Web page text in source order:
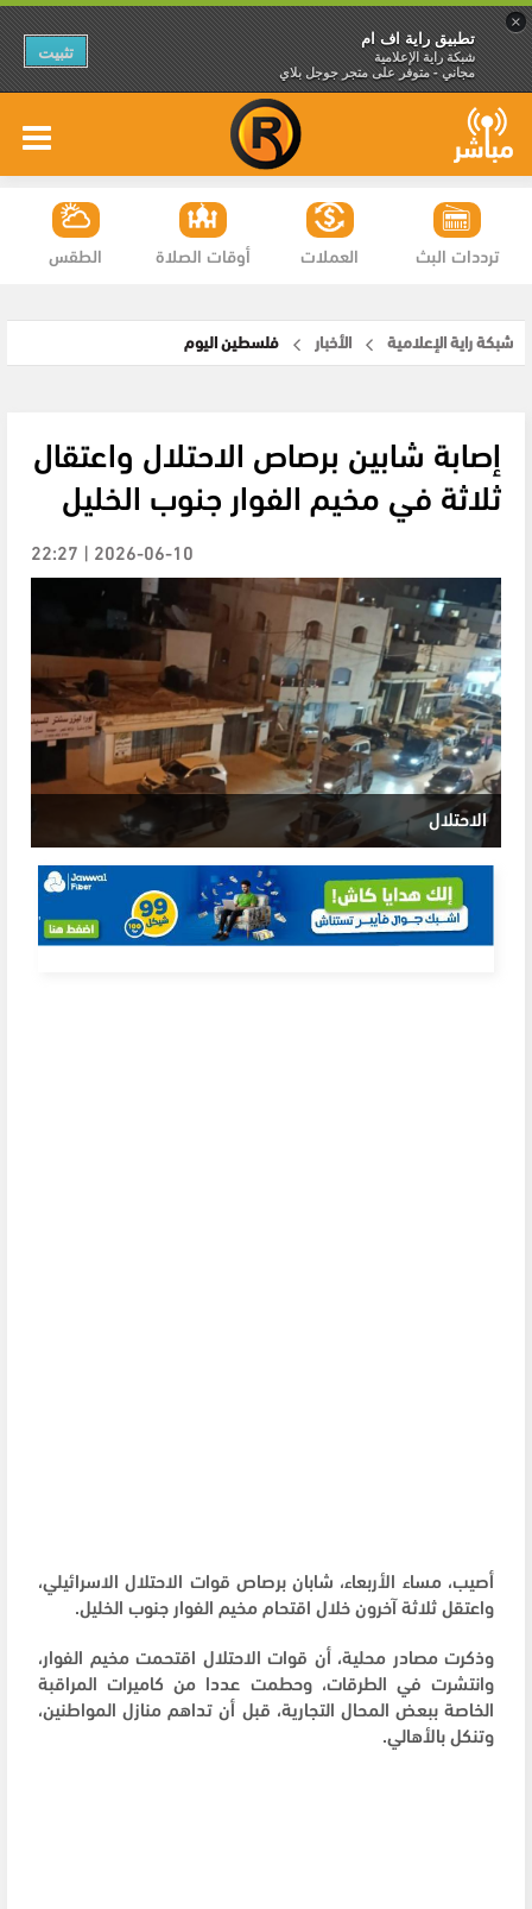
×
تطبيق راية اف ام
شبكة راية الإعلامية
مجاني - متوفر على متجر جوجل بلاي
تثبيت
الطقس أوقات الصلاة العملات ترددات البث
شبكة راية الإعلامية الأخبار فلسطين اليوم
إصابة شابين برصاص الاحتلال واعتقال
ثلاثة في مخيم الفوار جنوب الخليل
2026-06-10 | 22:27
الاحتلال
أصيب، مساء الأربعاء، شابان برصاص قوات الاحتلال الاسرائيلي،
واعتقل ثلاثة آخرون خلال اقتحام مخيم الفوار جنوب الخليل.
وذكرت مصادر محلية، أن قوات الاحتلال اقتحمت مخيم الفوار،
وانتشرت في الطرقات، وحطمت عددا من كاميرات المراقبة
الخاصة ببعض المحال التجارية، قبل أن تداهم منازل المواطنين،
وتنكل بالأهالي.